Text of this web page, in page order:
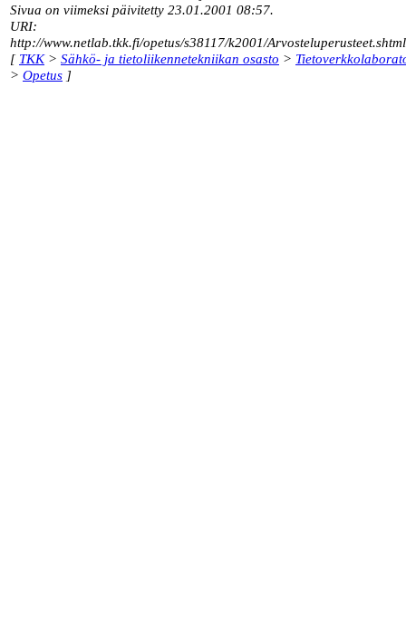
Sivua on viimeksi päivitetty 23.01.2001 08:57.
URI:
http://www.netlab.tkk.fi/opetus/s38117/k2001/Arvosteluperusteet.shtml
[ TKK> Sähkö- ja tietoliikennetekniikan osasto >
> Opetus ]